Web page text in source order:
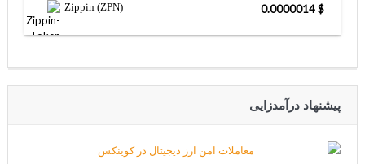
Zippin (ZPN) $ 0.0000014
پیشنهاد درآمدزایی